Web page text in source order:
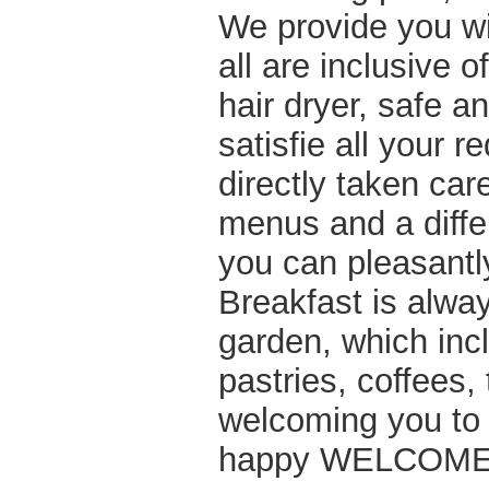
We provide you
all are inclusive
hair dryer, safe
satisfie all your
directly taken
menus and a
you can
Breakfast is
garden, which
pastries,
welcoming you
happy